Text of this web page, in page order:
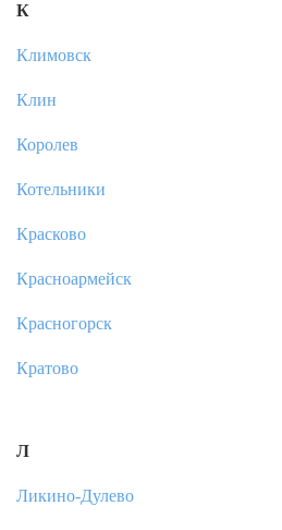
К
Климовск
Клин
Королев
Котельники
Красково
Красноармейск
Красногорск
Кратово
Л
Ликино-Дулево